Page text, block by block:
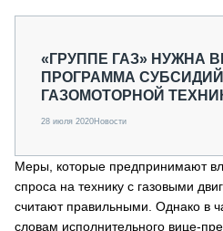
СТАТЬИ ПО КАТЕГОРИЯМ
«ГРУППЕ ГАЗ» НУЖНА
ПРОГРАММА
ГАЗОМОТОРНОЙ
28 июля 2020Новости
Меры, которые предпринимают
спроса на технику с газовыми
считают правильными. Однако в
словам исполнительного вице-